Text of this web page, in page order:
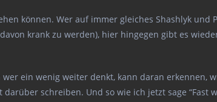
können. Wer auf immer gleiches Shashlyk
krank zu werden), hier hingegen gibt es
ein wenig weiter denkt, kann daran
schreiben. Und so wie ich jetzt sage “Fast